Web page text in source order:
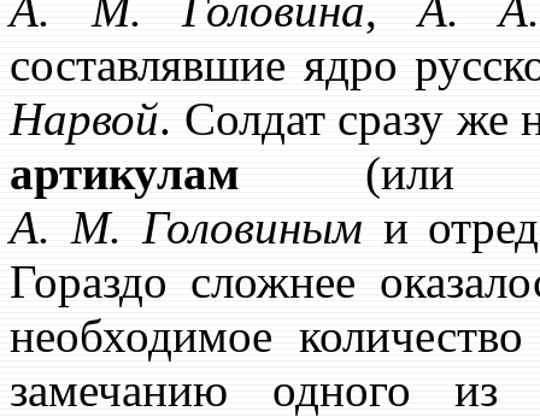
составлявшие ядро
Нарвой. Солдат сразу же
артикулам (или
А. М. Головиным и
Гораздо сложнее
необходимое
замечанию одного из